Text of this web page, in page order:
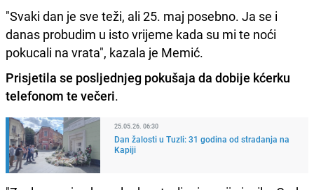
"Svaki dan je sve teži, ali 25. maj posebno. Ja se i
danas probudim u isto vrijeme kada su mi te noći
pokucali na vrata", kazala je Memić.
Prisjetila se posljednjeg pokušaja da dobije kćerku
telefonom te večeri.
25.05.26. 06:30
Dan žalosti u Tuzli: 31 godina od stradanja na
Kapiji